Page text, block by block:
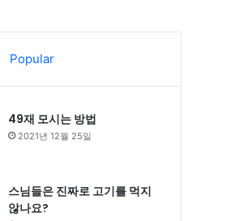
Popular
49재 모시는 방법
2021년 12월 25일
스님들은 진짜로 고기를 먹지
않나요?